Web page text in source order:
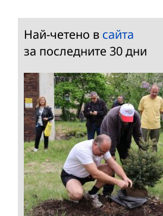
Най-четено в сайта
за последните 30 дни